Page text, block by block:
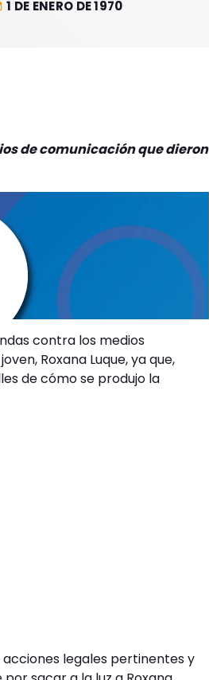
1 DE ENERO DE 1970
de comunicación que dieron
contra los medios
Roxana Luque, ya que,
de cómo se produjo la
legales pertinentes y